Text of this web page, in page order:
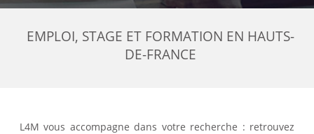
EMPLOI, STAGE ET FORMATION EN HAUTS-
DE-FRANCE
L4M vous accompagne dans votre recherche : retrouvez